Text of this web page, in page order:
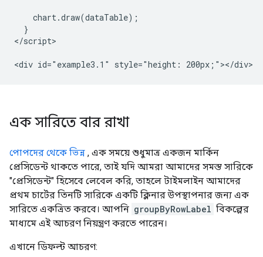
    chart.draw(dataTable);
  }
</script>
এক সারিতে বার রাখা
পোপদের থেকে ভিন্ন , এক সময়ে শুধুমাত্র একজন মার্কিন
প্রেসিডেন্ট থাকতে পারে, তাই যদি আমরা আমাদের সমস্ত সারিকে
"প্রেসিডেন্ট" হিসেবে লেবেল করি, তাহলে টাইমলাইন আমাদের
প্রথম চার্টের তিনটি সারিকে একটি ক্লিনার উপস্থাপনার জন্য এক
সারিতে একত্রিত করবে। আপনি groupByRowLabel বিকল্পের
মাধ্যমে এই আচরণ নিয়ন্ত্রণ করতে পারেন।
এখানে ডিফল্ট আচরণ: